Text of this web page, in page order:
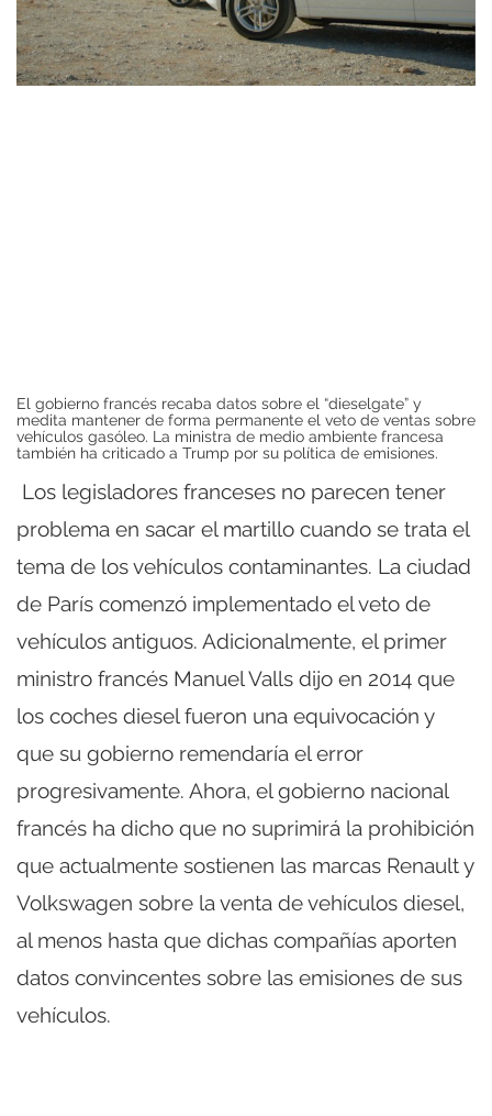
El gobierno francés recaba datos sobre el “dieselgate” y
medita mantener de forma permanente el veto de ventas sobre
vehículos gasóleo. La ministra de medio ambiente francesa
también ha criticado a Trump por su política de emisiones.
Los legisladores franceses no parecen tener
problema en sacar el martillo cuando se trata el
tema de los vehículos contaminantes. La ciudad
de París comenzó implementado el veto de
vehículos antiguos. Adicionalmente, el primer
ministro francés Manuel Valls dijo en 2014 que
los coches diesel fueron una equivocación y
que su gobierno remendaría el error
progresivamente. Ahora, el gobierno nacional
francés ha dicho que no suprimirá la prohibición
que actualmente sostienen las marcas Renault y
Volkswagen sobre la venta de vehículos diesel,
al menos hasta que dichas compañías aporten
datos convincentes sobre las emisiones de sus
vehículos.